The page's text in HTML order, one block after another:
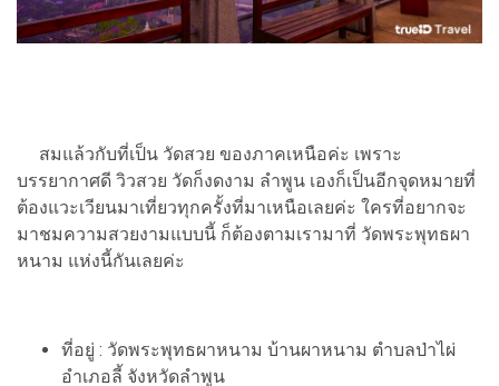
สมแล้วกับที่เป็น วัดสวย ของภาคเหนือค่ะ เพราะ
บรรยากาศดี วิวสวย วัดก็งดงาม ลำพูน เองก็เป็นอีกจุดหมายที่
ต้องแวะเวียนมาเที่ยวทุกครั้งที่มาเหนือเลยค่ะ ใครที่อยากจะ
มาชมความสวยงามแบบนี้ ก็ต้องตามเรามาที่ วัดพระพุทธผา
หนาม แห่งนี้กันเลยค่ะ
ที่อยู่ : วัดพระพุทธผาหนาม บ้านผาหนาม ตำบลป่าไผ่
อำเภอลี้ จังหวัดลำพูน